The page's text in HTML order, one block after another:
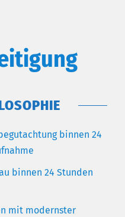
binnen 24
binnen 24 Stunden
mit modernster